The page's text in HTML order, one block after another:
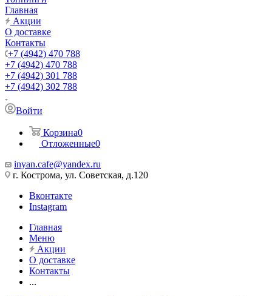
Главная
Акции
О доставке
Контакты
+7 (4942) 470 788
+7 (4942) 470 788
+7 (4942) 301 788
+7 (4942) 302 788
Войти
Корзина0
Отложенные0
inyan.cafe@yandex.ru
г. Кострома, ул. Советская, д.120
Вконтакте
Instagram
Главная
Меню
Акции
О доставке
Контакты
...